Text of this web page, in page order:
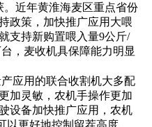
近年黄淮海麦区重点省份
政策，加快推广应用大喂
支持新购置喂入量9公斤/
，麦收机具保障能力明显
应用的联合收割机大多配
加灵敏，农机手操作更加
设备加快推广应用，农机
以更好地控制留茬高度、